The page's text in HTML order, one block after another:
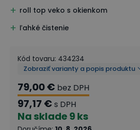
roll top veko s okienkom
ľahké čistenie
Kód tovaru: 434234
Zobraziť varianty a popis produktu
79,00 € bez DPH
97,17 € s DPH
Na sklade9 ks